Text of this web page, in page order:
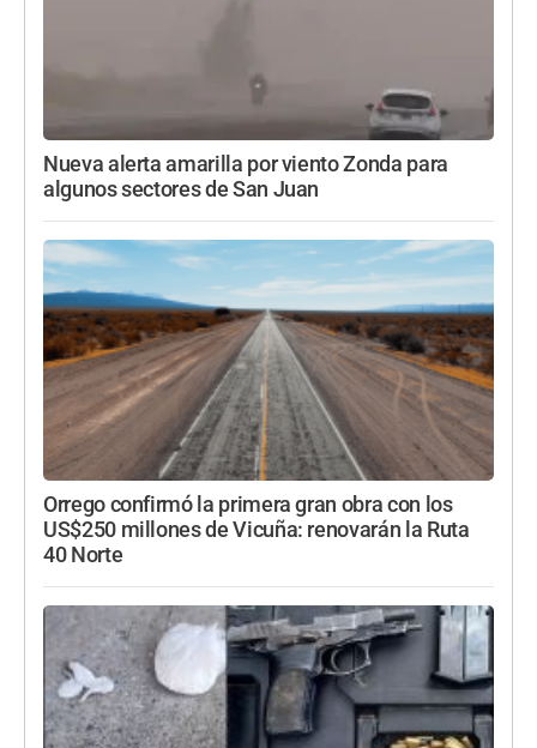
Nueva alerta amarilla por viento Zonda para
algunos sectores de San Juan
Orrego confirmó la primera gran obra con los
US$250 millones de Vicuña: renovarán la Ruta
40 Norte